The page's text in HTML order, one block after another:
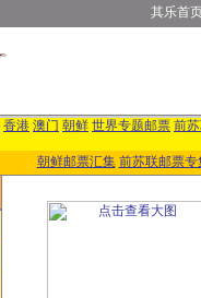
其乐首
香港 澳门 朝鲜 世界专题邮票 前
朝鲜邮票汇集 前苏联邮票专